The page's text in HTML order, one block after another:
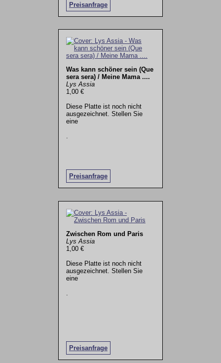
Preisanfrage
Was kann schöner sein (Que
sera sera) / Meine Mama ....
Lys Assia
1,00 €
Diese Platte ist noch nicht
ausgezeichnet. Stellen Sie
eine
Preisanfrage
Zwischen Rom und Paris
Lys Assia
1,00 €
Diese Platte ist noch nicht
ausgezeichnet. Stellen Sie
eine
Preisanfrage